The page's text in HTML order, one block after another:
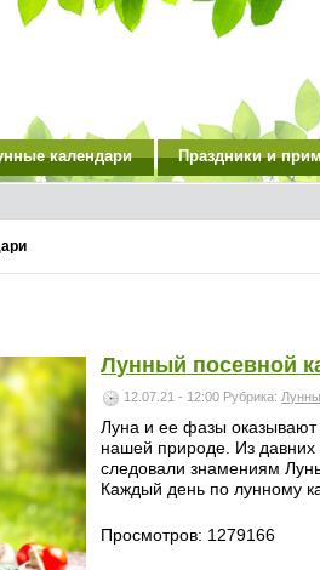
календари Праздники и
Лунный посевной
12.07.21 - 12:00 Рубрика:
Луна и ее фазы оказывают
нашей природе. Из давних
следовали знамениям
Каждый день по лунному
Просмотров: 1279166